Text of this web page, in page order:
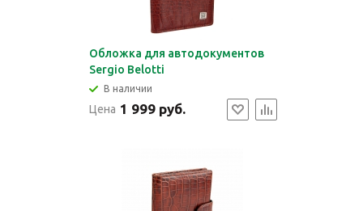
Обложка для автодокументов
Sergio Belotti
В наличии
Цена 1 999 руб.